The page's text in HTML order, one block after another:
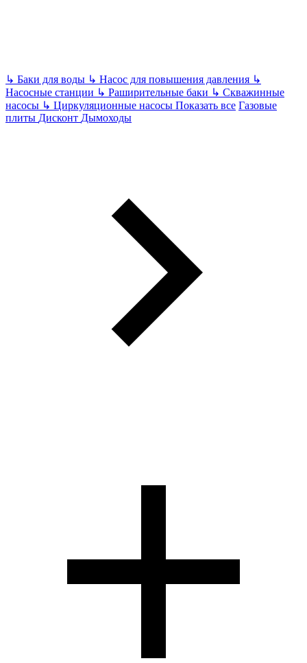
↳ Баки для воды ↳ Насос для повышения давления ↳
Насосные станции ↳ Раширительные баки ↳ Скважинные
насосы ↳ Циркуляционные насосы Показать все Газовые
плиты Дисконт Дымоходы